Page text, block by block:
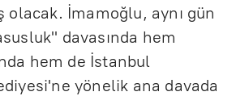
olacak. İmamoğlu, aynı gün
davasında hem
hem de İstanbul
yönelik ana davada